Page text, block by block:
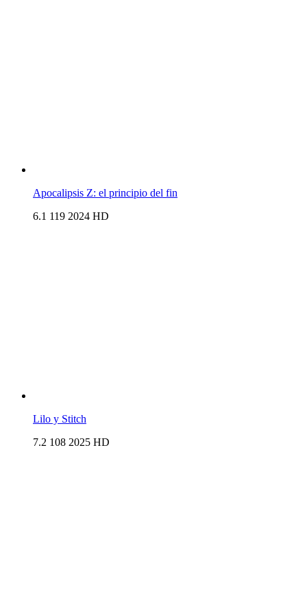
Apocalipsis Z: el principio del fin
6.1 119 2024 HD
Lilo y Stitch
7.2 108 2025 HD